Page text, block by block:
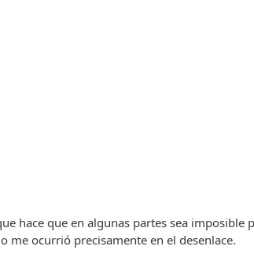
hace que en algunas partes sea imposible
me ocurrió precisamente en el desenlace.